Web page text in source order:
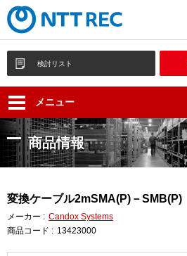
検討リスト
メニュー
商品情報
変換ケーブル2mSMA(P)－SMB(P)
メーカー : Candox Systems
商品コード : 13423000